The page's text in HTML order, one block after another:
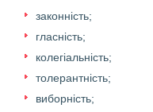
законність;
гласність;
колегіальність;
толерантність;
виборність;